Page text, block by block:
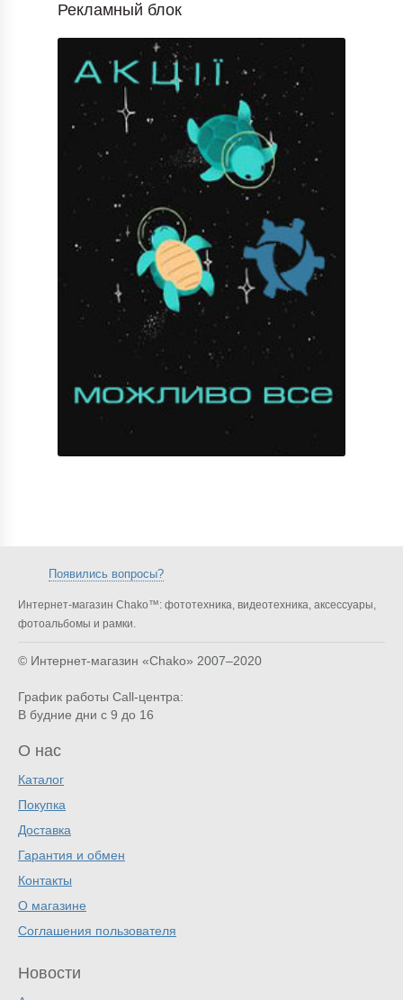
Рекламный блок
Появились вопросы?
Интернет-магазин Chako™: фототехника, видеотехника, аксессуары,
фотоальбомы и рамки.
© Интернет-магазин «Chako» 2007–2020
График работы Call-центра:
В будние дни с 9 до 16
О нас
Каталог
Покупка
Доставка
Гарантия и обмен
Контакты
О магазине
Соглашения пользователя
Новости